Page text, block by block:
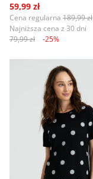
59,99 zł
Cena regularna 189,99 zł
Najniższa cena z 30 dni
79,99 zł
-25%